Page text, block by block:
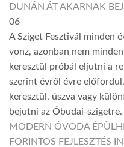
DUNÁN ÁT AKARNAK
06
A Sziget Fesztivál minden
vonz, azonban nem
keresztül próbál eljutni a
szerint évről évre
keresztül, úszva vagy
bejutni az Óbudai-szigetre.
MODERN ÓVODA
FORINTOS FEJLESZTÉS